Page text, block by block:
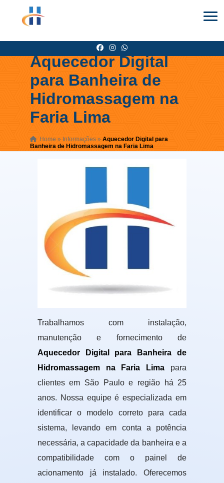
Aquecedor Digital
para Banheira de
Hidromassagem na
Faria Lima
Home » Informações » Aquecedor Digital para
Banheira de Hidromassagem na Faria Lima
Trabalhamos com instalação,
manutenção e fornecimento de
Aquecedor Digital para Banheira de
Hidromassagem na Faria Lima para
clientes em São Paulo e região há 25
anos. Nossa equipe é especializada em
identificar o modelo correto para cada
sistema, levando em conta a potência
necessária, a capacidade da banheira e a
compatibilidade com o painel de
acionamento já instalado. Oferecemos